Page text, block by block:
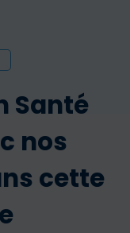
Santé
nos
cette